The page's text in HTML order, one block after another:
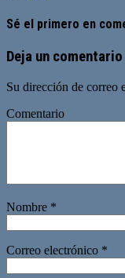
Sé el primero en
Deja un comentario
Su dirección de correo
Comentario
Nombre *
Correo electrónico *